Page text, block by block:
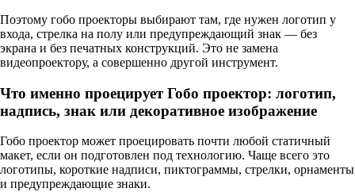
Поэтому гобо проекторы выбирают там, где нужен логотип у
входа, стрелка на полу или предупреждающий знак — без
экрана и без печатных конструкций. Это не замена
видеопроектору, а совершенно другой инструмент.
Что именно проецирует Гобо проектор: логотип,
надпись, знак или декоративное изображение
Гобо проектор может проецировать почти любой статичный
макет, если он подготовлен под технологию. Чаще всего это
логотипы, короткие надписи, пиктограммы, стрелки, орнаменты
и предупреждающие знаки.